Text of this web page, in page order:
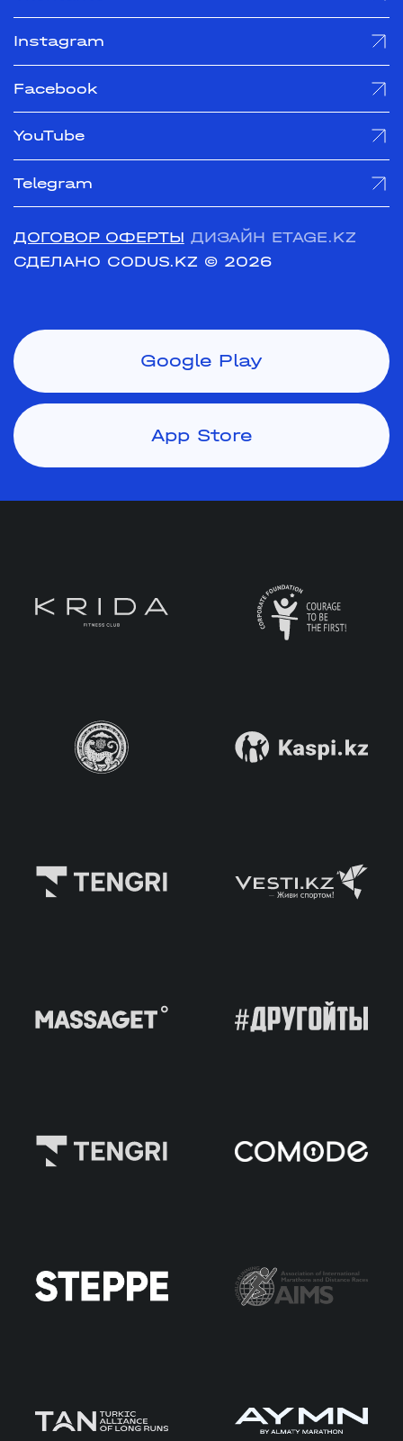
Instagram
Facebook
YouTube
Telegram
ДОГОВОР ОФЕРТЫ ДИЗАЙН ETAGE.KZ
СДЕЛАНО CODUS.KZ © 2026
Google Play
App Store